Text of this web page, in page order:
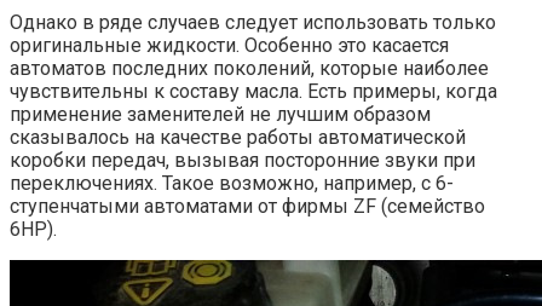
Однако в ряде случаев следует использовать только
оригинальные жидкости. Особенно это касается
автоматов последних поколений, которые наиболее
чувствительны к составу масла. Есть примеры, когда
применение заменителей не лучшим образом
сказывалось на качестве работы автоматической
коробки передач, вызывая посторонние звуки при
переключениях. Такое возможно, например, с 6-
ступенчатыми автоматами от фирмы ZF (семейство
6HP).